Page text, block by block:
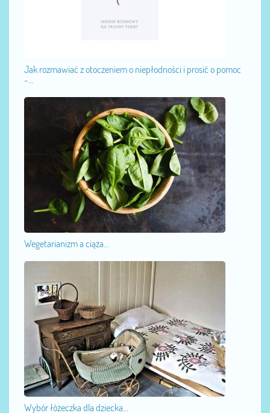
Jak rozmawiać z otoczeniem o niepłodności i prosić o pomoc
-...
Wegetarianizm a ciąża...
Wybór łóżeczka dla dziecka...